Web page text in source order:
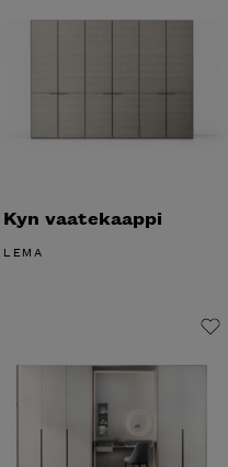
Kyn vaatekaappi
LEMA